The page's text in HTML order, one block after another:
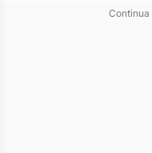
Continua